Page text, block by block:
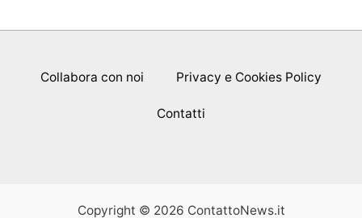
Collabora con noi Privacy e Cookies Policy
Contatti
Copyright © 2026 ContattoNews.it